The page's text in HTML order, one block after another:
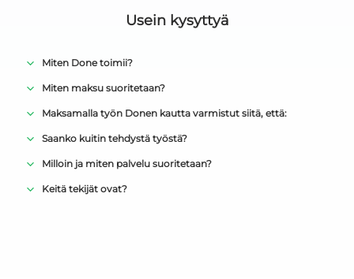
Usein kysyttyä
Miten Done toimii?
Miten maksu suoritetaan?
Maksamalla työn Donen kautta varmistut siitä, että:
Saanko kuitin tehdystä työstä?
Milloin ja miten palvelu suoritetaan?
Keitä tekijät ovat?